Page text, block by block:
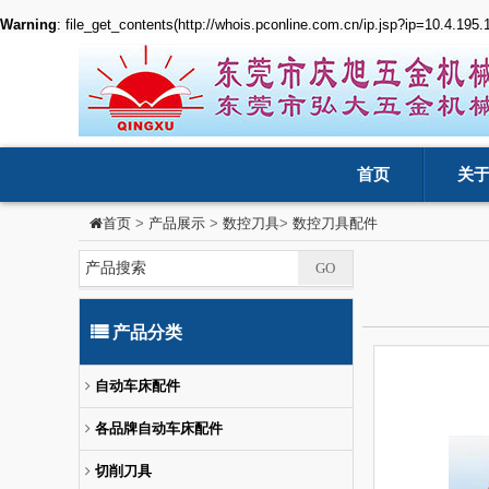
Warning: file_get_contents(http://whois.pconline.com.cn/
首页 关
首页 > 产品展示 > 数控刀具> 数控刀具配件
产品分类
自动车床配件
各品牌自动车床配件
切削刀具